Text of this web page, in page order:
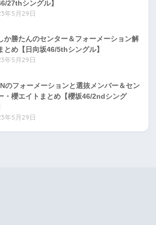
27thシングル】
年5月29日
か勝たんのセンター＆フォーメーション解
とめ【日向坂46/5thシングル】
年5月29日
のフォーメーションと選抜メンバー＆セン
・櫻エイトまとめ【櫻坂46/2ndシング
年5月29日